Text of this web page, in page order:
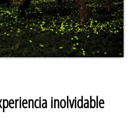
inolvidable